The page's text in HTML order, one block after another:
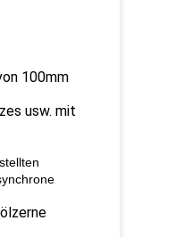
100mm
usw. mit